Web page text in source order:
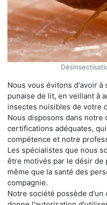
Nous vous évitons d'avoir
punaise de lit, en veillant à
insectes nuisibles de votre
Nous disposons dans notre
certifications adéquates,
compétence et notre
Les spécialistes que nous
être motivés par le désir
même que la santé des
compagnie.
Notre société possède d'un